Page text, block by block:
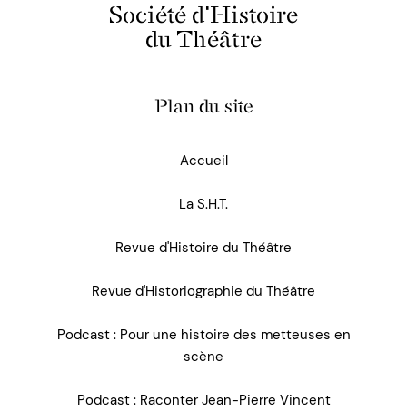
Société d'Histoire
du Théâtre
Plan du site
Accueil
La S.H.T.
Revue d'Histoire du Théâtre
Revue d'Historiographie du Théâtre
Podcast : Pour une histoire des metteuses en
scène
Podcast : Raconter Jean-Pierre Vincent